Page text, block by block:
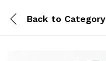
Back to Category